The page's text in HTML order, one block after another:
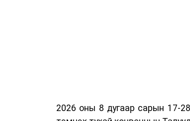
2026 оны 8 дугаар сарын 17-